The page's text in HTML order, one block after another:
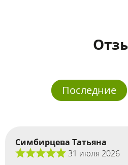
Последние
Симбирцева Татьяна
31 июля 2026